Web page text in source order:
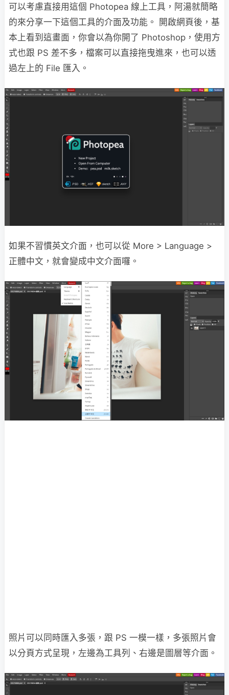
可以考慮直接用這個 Photopea 線上工具，阿湯就簡略
的來分享一下這個工具的介面及功能。 開啟網頁後，基
本上看到這畫面，你會以為你開了 Photoshop，使用方
式也跟 PS 差不多，檔案可以直接拖曳進來，也可以透
過左上的 File 匯入。
如果不習慣英文介面，也可以從 More > Language >
正體中文，就會變成中文介面囉。
照片可以同時匯入多張，跟 PS 一模一樣，多張照片會
以分頁方式呈現，左邊為工具列、右邊是圖層等介面。